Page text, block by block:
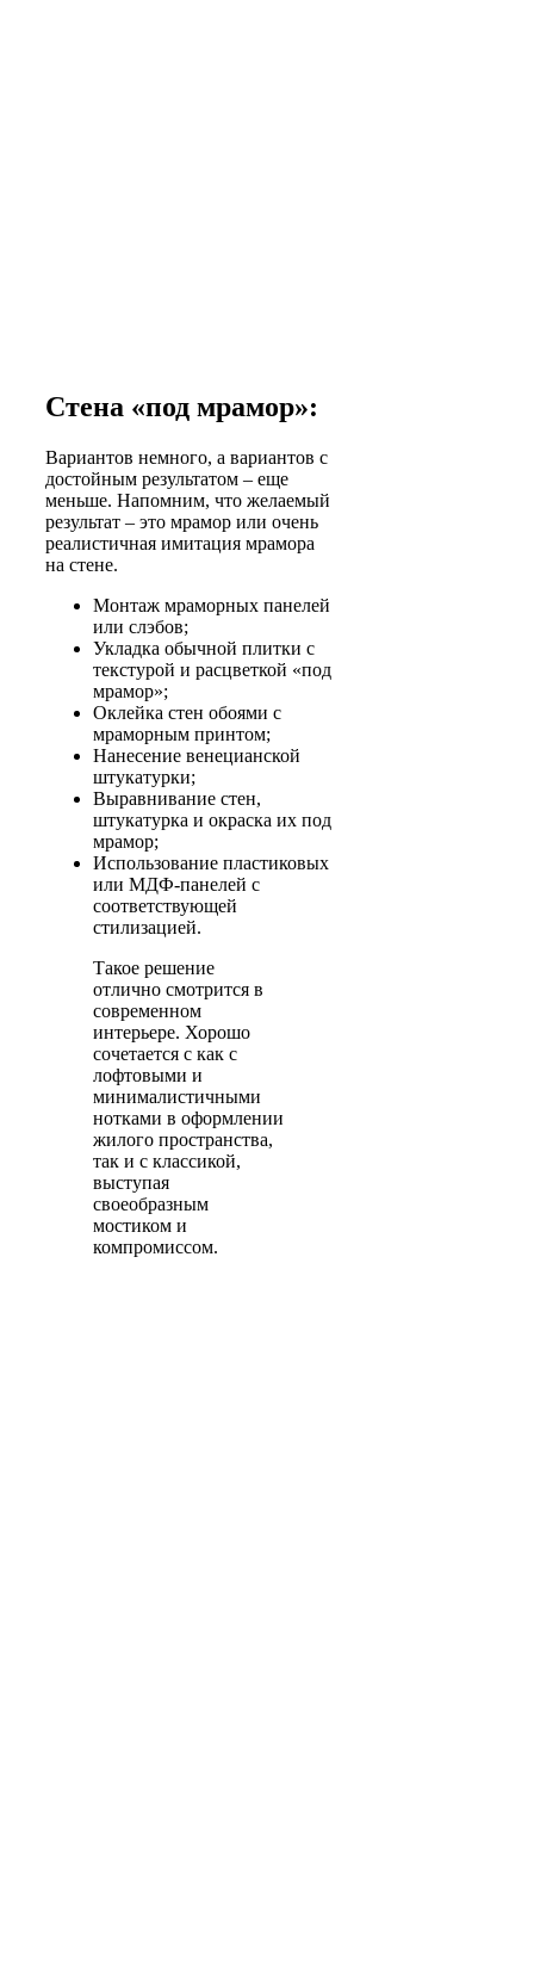
Стена «под мрамор»:
Вариантов немного, а вариантов с
достойным результатом – еще
меньше. Напомним, что желаемый
результат – это мрамор или очень
реалистичная имитация мрамора
на стене.
Монтаж мраморных панелей
или слэбов;
Укладка обычной плитки с
текстурой и расцветкой «под
мрамор»;
Оклейка стен обоями с
мраморным принтом;
Нанесение венецианской
штукатурки;
Выравнивание стен,
штукатурка и окраска их под
мрамор;
Использование пластиковых
или МДФ-панелей с
соответствующей
стилизацией.
Такое решение
отлично смотрится в
современном
интерьере. Хорошо
сочетается с как с
лофтовыми и
минималистичными
нотками в оформлении
жилого пространства,
так и с классикой,
выступая
своеобразным
мостиком и
компромиссом.